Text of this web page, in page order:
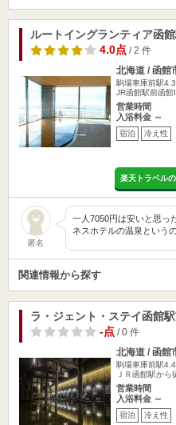
ルートイングランティア函
4.0点/ 2 件
北海道 / 函館
駒場車庫前駅
JR函館駅前函館
営業時間
入浴料金 ～
宿泊 冷え性
楽天トラベル
匿名
一人7050円は安いと思っ
ネスホテルの温泉という
関連情報から探す
ラ・ジェント・ステイ函館
-点/ 0 件
北海道 / 函館
駒場車庫前駅
ＪＲ函館駅か
営業時間
入浴料金 ～
宿泊 冷え性